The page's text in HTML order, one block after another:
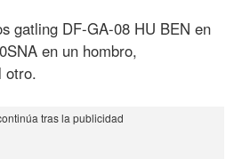
gatling DF-GA-08 HU BEN en
en un hombro,
otro.